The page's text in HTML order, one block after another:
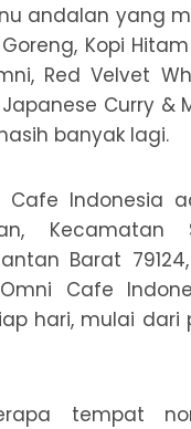
andalan yang
Kopi
Red Velvet
Curry &
banyak lagi.
Cafe Indonesia
Kecamatan
Barat
Omni Cafe
hari, mulai dari
tempat